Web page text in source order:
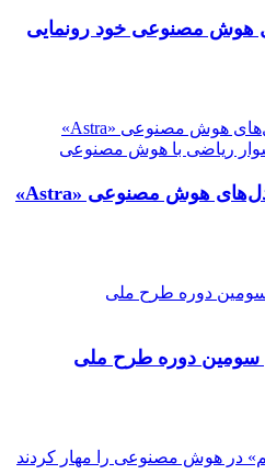
هوش مصنوعی خود رونمایی
OpenAI از خانواده جدید مدل‌های هوش مصنوعی «Astra»
سومین دوره طرح ملی